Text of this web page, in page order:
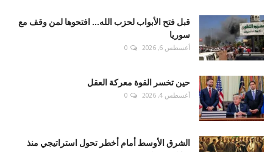
قبل فتح الأبواب لحزب الله... افتحوها لمن وقف مع
سوريا
أغسطس 6, 2026 0
حين تخسر القوة معركة العقل
أغسطس 4, 2026 0
الشرق الأوسط أمام أخطر تحول استراتيجي منذ